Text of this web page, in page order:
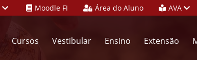
Moodle FI Área do Aluno AVA
Cursos Vestibular Ensino Extensão